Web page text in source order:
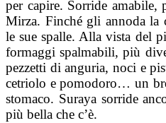
per capire. Sorride
Mirza. Finché gli annoda la
le sue spalle. Alla vista del
formaggi spalmabili, più
pezzetti di anguria, noci e
cetriolo e pomodoro… un
stomaco. Suraya sorride
più bella che c’è.